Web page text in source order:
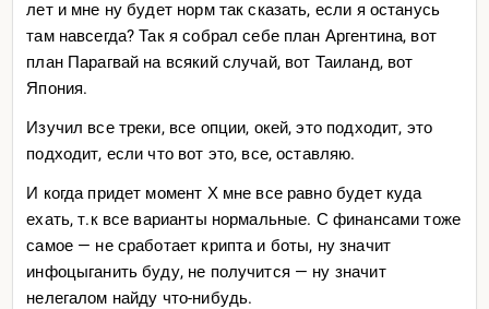
лет и мне ну будет норм так сказать, если я останусь
там навсегда? Так я собрал себе план Аргентина, вот
план Парагвай на всякий случай, вот Таиланд, вот
Япония.
Изучил все треки, все опции, окей, это подходит, это
подходит, если что вот это, все, оставляю.
И когда придет момент Х мне все равно будет куда
ехать, т.к все варианты нормальные. С финансами тоже
самое — не сработает крипта и боты, ну значит
инфоцыганить буду, не получится — ну значит
нелегалом найду что-нибудь.